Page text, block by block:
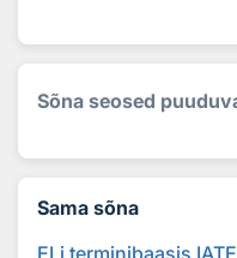
Sõna seosed
Sama sõna
ELi terminibaasis IATE